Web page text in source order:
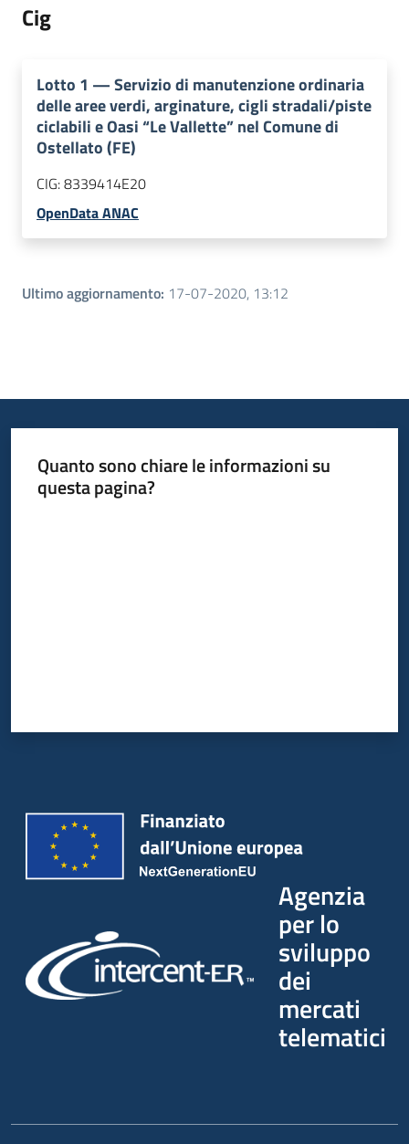
Cig
Lotto 1 —Servizio di manutenzione ordinaria
delle aree verdi, arginature, cigli stradali/piste
ciclabili e Oasi “Le Vallette” nel Comune di
Ostellato (FE)
CIG:8339414E20
OpenData ANAC
Ultimo aggiornamento: 17-07-2020, 13:12
Quanto sono chiare le informazioni su
questa pagina?
Agenzia
per lo
sviluppo
dei
mercati
telematici